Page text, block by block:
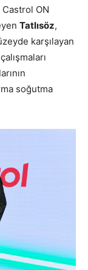
ON
Tatlısöz,
karşılayan
soğutma